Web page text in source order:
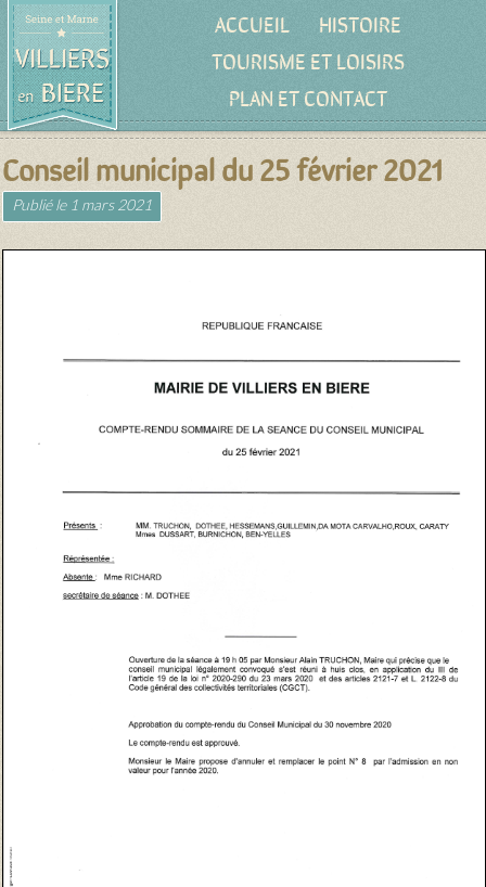
ACCUEIL
HISTOIRE
TOURISME ET LOISIRS
PLAN ET CONTACT
Conseil municipal du 25 février 2021
Publié le 1 mars 2021